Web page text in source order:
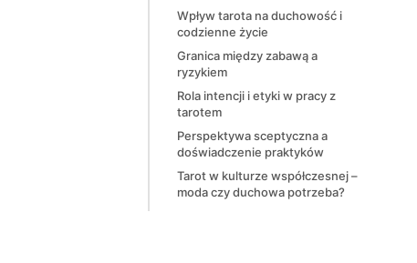
Wpływ tarota na duchowość i
codzienne życie
Granica między zabawą a
ryzykiem
Rola intencji i etyki w pracy z
tarotem
Perspektywa sceptyczna a
doświadczenie praktyków
Tarot w kulturze współczesnej –
moda czy duchowa potrzeba?